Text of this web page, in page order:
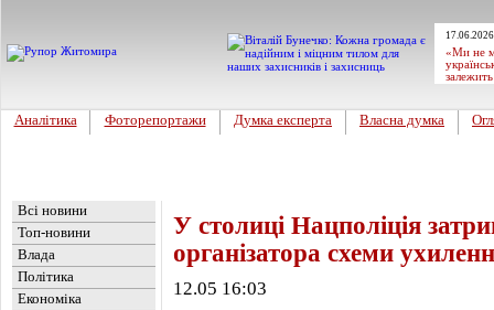
«Ми не
Аналітика Фоторепортажи Думка експерта Власна думка
Всі новини
Топ-новини
Влада
Політика
Економіка
У столиці Нацполіція
організатора схеми
12.05 16:03